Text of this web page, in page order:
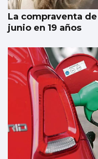
La compraventa
junio en 19 años